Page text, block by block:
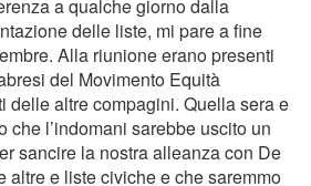
a qualche giorno dalla
delle liste, mi pare a fine
Alla riunione erano presenti
del Movimento Equità
delle altre compagini. Quella sera e
che l’indomani sarebbe uscito un
sancire la nostra alleanza con De
altre e liste civiche e che saremmo